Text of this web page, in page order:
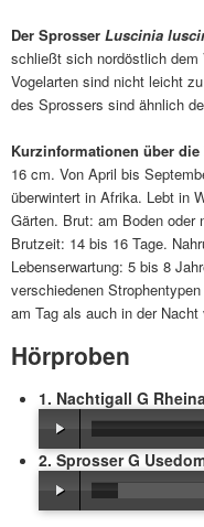
Der Sprosser Luscinia
schließt sich nordöstlich dem
Vogelarten sind nicht leicht
des Sprossers sind ähnlich
Kurzinformationen über
16 cm. Von April bis
überwintert in Afrika. Lebt in
Gärten. Brut: am Boden oder
Brutzeit: 14 bis 16 Tage.
Lebenserwartung: 5 bis 8
verschiedenen
am Tag als auch in der Nacht
Hörproben
1. Nachtigall G
2. Sprosser G